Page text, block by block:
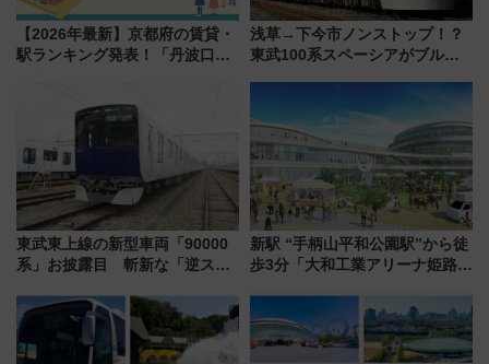
【2026年最新】京都府の賃貸・
駅ランキング発表！「丹波口」
浅草→下今市ノンストップ！？
東武100系スペーシアがブルー
ー当時の停車駅」を再現 運転
時刻や特急券の買い方を紹介
東武東上線の新型車両「90000
系」お披露目 斬新な「逆スラ
放的な車内空間に注目、デビュ
ーは9月
新駅 “手柄山平和公園駅”から徒
歩3分「大和工業アリーナ姫路」
大相撲巡業など 豪華イベントと
アクセス